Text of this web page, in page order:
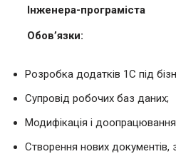
Інженера-програміста
Обов’язки:
Розробка додатків 1С під
Супровід робочих баз даних;
Модифікація і
Створення нових документів,